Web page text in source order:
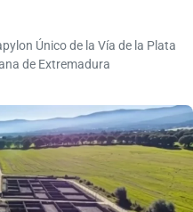
Único de la Vía de la Plata
de Extremadura